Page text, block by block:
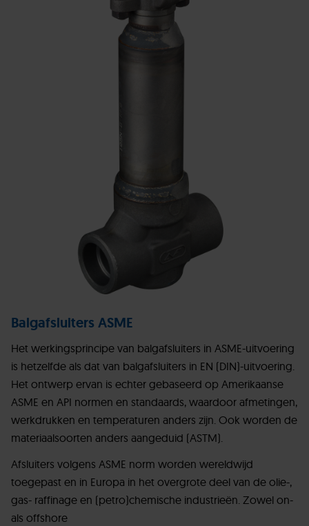
Balgafsluiters ASME
Het werkingsprincipe van balgafsluiters in ASME-uitvoering
is hetzelfde als dat van balgafsluiters in EN (DIN)-uitvoering.
Het ontwerp ervan is echter gebaseerd op Amerikaanse
ASME en API normen en standaards, waardoor afmetingen,
werkdrukken en temperaturen anders zijn. Ook worden de
materiaalsoorten anders aangeduid (ASTM).
Afsluiters volgens ASME norm worden wereldwijd
toegepast en in Europa in het overgrote deel van de olie-,
gas- raffinage en (petro)chemische industrieën. Zowel on-
als offshore